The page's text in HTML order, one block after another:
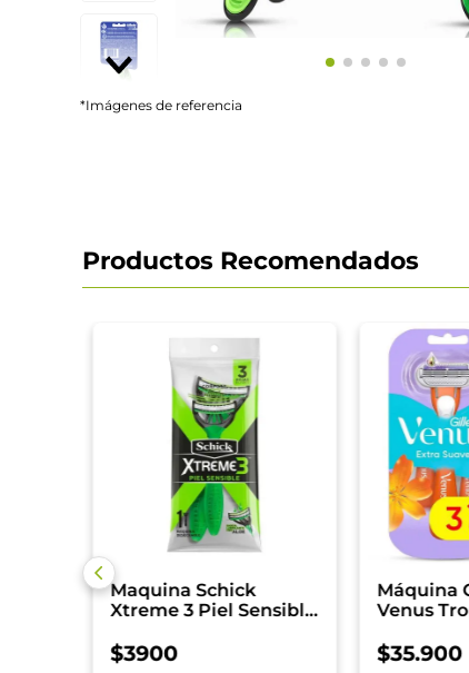
*Imágenes de referencia
Productos Recomendados
Maquina Schick
Xtreme 3 Piel Sensible
$3900
Máquina
Venus
$35.900